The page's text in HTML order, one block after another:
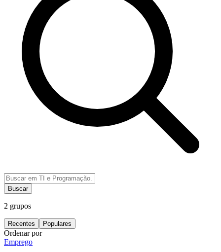
Buscar
2 grupos
Recentes Populares
Ordenar por
Emprego